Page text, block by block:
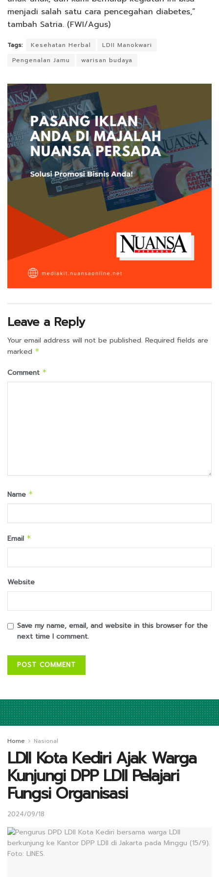
menjadi salah satu cara pencegahan diabetes,”
tambah Satria. (FWI/Agus)
Tags: Kesehatan Herbal
LDII Manokwari
Pengenalan Jamu
warisan budaya
Leave a Reply
Your email address will not be published. Required fields are
marked *
Comment *
Name *
Email *
Website
Save my name, email, and website in this browser for the
next time I comment.
Home Nasional
LDII Kota Kediri Ajak Warga
Kunjungi DPP LDII Pelajari
Fungsi Organisasi
2024/09/18